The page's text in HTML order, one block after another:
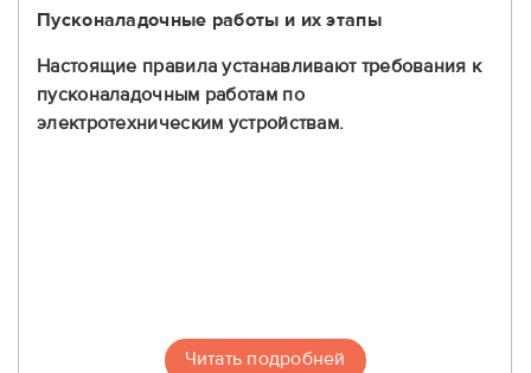
Пусконаладочные работы и их этапы
Настоящие правила устанавливают требования к
пусконаладочным работам по
электротехническим устройствам.
Читать подробней